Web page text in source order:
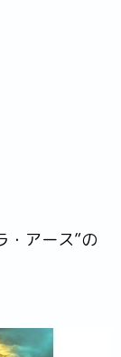
・アース”の